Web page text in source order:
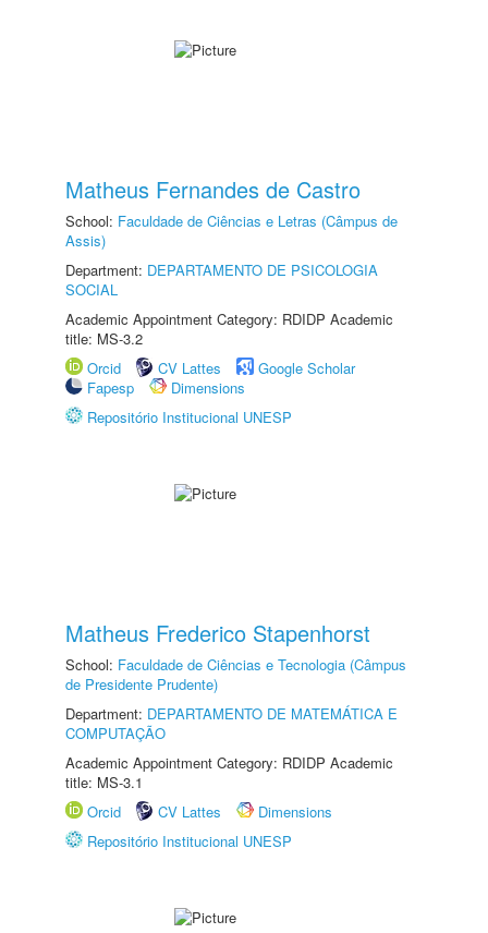
Matheus Fernandes de Castro
School: Faculdade de Ciências e Letras (Câmpus de
Assis)
Department: DEPARTAMENTO DE PSICOLOGIA
SOCIAL
Academic Appointment Category: RDIDP Academic
title: MS-3.2
Orcid
CV Lattes
Google Scholar
Fapesp
Dimensions
Repositório Institucional UNESP
Matheus Frederico Stapenhorst
School: Faculdade de Ciências e Tecnologia (Câmpus
de Presidente Prudente)
Department: DEPARTAMENTO DE MATEMÁTICA E
COMPUTAÇÃO
Academic Appointment Category: RDIDP Academic
title: MS-3.1
Orcid
CV Lattes
Dimensions
Repositório Institucional UNESP